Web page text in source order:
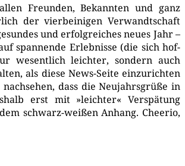
Freun­den, Bekann­ten und ganz
der vier­bei­ni­gen Ver­wandt­schaft
und erfolg­rei­ches neu­es Jahr –
span­nen­de Erleb­nis­se (die sich hof­
wesent­lich leich­ter, son­dern auch
als die­se News-Sei­te ein­zu­rich­ten
dass die Neu­jahrs­grü­ße in
erst mit »leich­ter« Ver­spä­tung
schwarz-wei­ßen Anhang. Chee­rio,